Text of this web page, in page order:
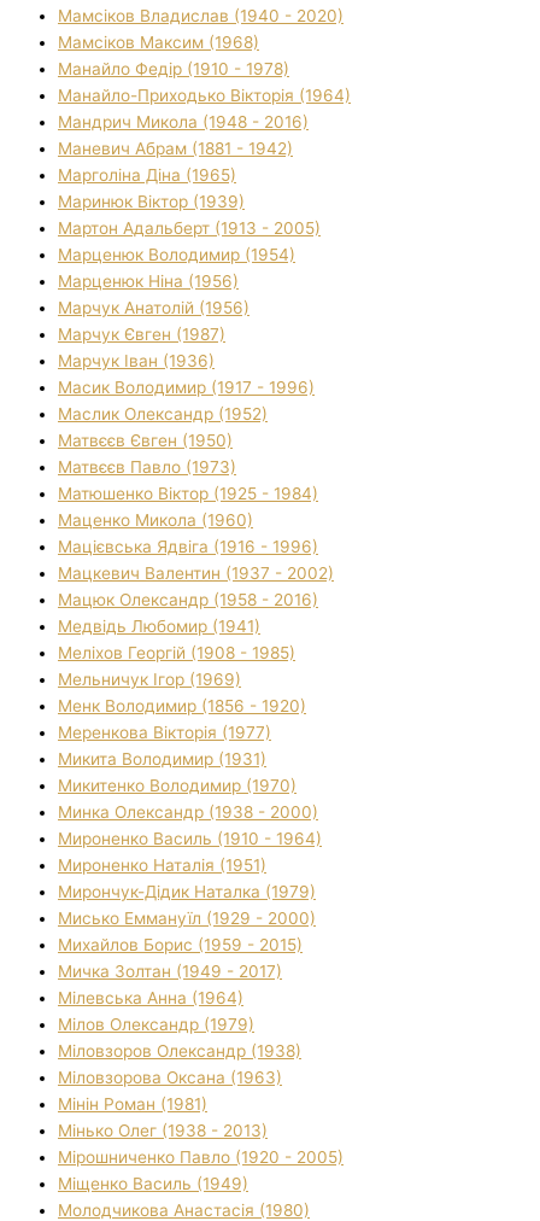
Мамсіков Владислав (1940 - 2020)
Мамсіков Максим (1968)
Манайло Федір (1910 - 1978)
Манайло-Приходько Вікторія (1964)
Мандрич Микола (1948 - 2016)
Маневич Абрам (1881 - 1942)
Марголіна Діна (1965)
Маринюк Віктор (1939)
Мартон Адальберт (1913 - 2005)
Марценюк Володимир (1954)
Марценюк Ніна (1956)
Марчук Анатолій (1956)
Марчук Євген (1987)
Марчук Іван (1936)
Масик Володимир (1917 - 1996)
Маслик Олександр (1952)
Матвєєв Євген (1950)
Матвєєв Павло (1973)
Матюшенко Віктор (1925 - 1984)
Маценко Микола (1960)
Мацієвська Ядвіга (1916 - 1996)
Мацкевич Валентин (1937 - 2002)
Мацюк Олександр (1958 - 2016)
Медвідь Любомир (1941)
Меліхов Георгій (1908 - 1985)
Мельничук Ігор (1969)
Менк Володимир (1856 - 1920)
Меренкова Вікторія (1977)
Микита Володимир (1931)
Микитенко Володимир (1970)
Минка Олександр (1938 - 2000)
Мироненко Василь (1910 - 1964)
Мироненко Наталія (1951)
Мирончук-Дідик Наталка (1979)
Мисько Еммануїл (1929 - 2000)
Михайлов Борис (1959 - 2015)
Мичка Золтан (1949 - 2017)
Мілевська Анна (1964)
Мілов Олександр (1979)
Міловзоров Олександр (1938)
Міловзорова Оксана (1963)
Мінін Роман (1981)
Мінько Олег (1938 - 2013)
Мірошниченко Павло (1920 - 2005)
Міщенко Василь (1949)
Молодчикова Анастасія (1980)